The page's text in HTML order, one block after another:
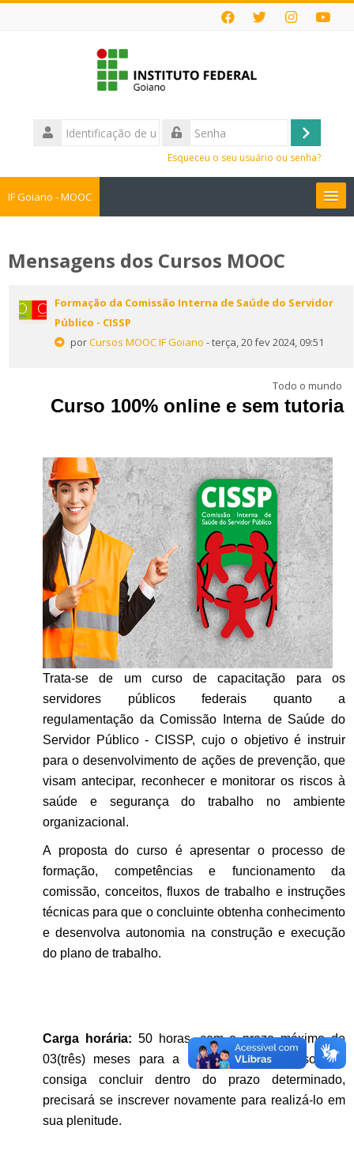
Identificação
de
Acessar
Esqueceu o seu usuário ou senha?
IF Goiano - MOOC
Faça sua Inscrição
Perguntas Frequentes
cursos
Mensagens dos Cursos MOOC
Formação da Comissão Interna de Saúde do Servidor
Público - CISSP
porCursos MOOC IF Goiano - terça, 20 fev 2024, 09:51
Todo o mundo
Curso 100% online e sem tutoria
Trata-se de um curso de capacitação para os
servidores públicos federais quanto a
regulamentação da Comissão Interna de Saúde do
Servidor Público - CISSP, cujo o objetivo é instruir
para o desenvolvimento de ações de prevenção, que
visam antecipar, reconhecer e monitorar os riscos à
saúde e segurança do trabalho no ambiente
organizacional.
A proposta do curso é apresentar o processo de
formação, competências e funcionamento da
comissão, conceitos, fluxos de trabalho e instruções
técnicas para que o concluinte obtenha conhecimento
e desenvolva autonomia na construção e execução
do plano de trabalho.
Carga horária: 50 horas, com o prazo máximo de
03(três) meses para a sua conclusão. Caso não
consiga concluir dentro do prazo determinado,
precisará se inscrever novamente para realizá-lo em
sua plenitude.